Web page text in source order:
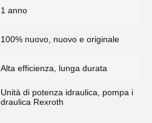
1 anno
100% nuovo, nuovo e originale
Alta efficienza, lunga durata
Unità di potenza idraulica, pompa i
draulica Rexroth